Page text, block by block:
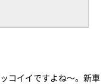
コイイですよね～。新車